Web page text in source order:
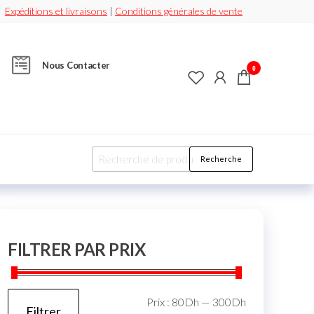
Expéditions et livraisons | Conditions générales de vente
Nous Contacter 0
Recherche
FILTRER PAR PRIX
Prix : 80Dh — 300Dh